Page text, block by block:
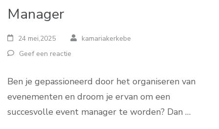
Manager
24 mei,2025
kamariakerkebe
Geef een reactie
Ben je gepassioneerd door het organiseren van
evenementen en droom je ervan om een
succesvolle event manager te worden? Dan …